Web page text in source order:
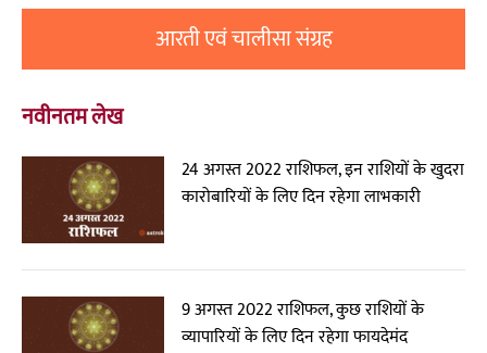
आरती एवं चालीसा संग्रह
नवीनतम लेख
24 अगस्त 2022 राशिफल, इन राशियों के खुदरा
कारोबारियों के लिए दिन रहेगा लाभकारी
9 अगस्त 2022 राशिफल, कुछ राशियों के
व्यापारियों के लिए दिन रहेगा फायदेमंद